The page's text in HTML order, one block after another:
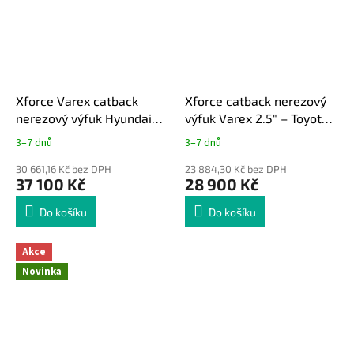
Xforce Varex catback
nerezový výfuk Hyundai
i30N hatchback 2018-2021
3–7 dnů
30 661,16 Kč bez DPH
37 100 Kč
Do košíku
Xforce catback nerezový
výfuk Varex 2.5" – Toyota
GT86 / BRZ
3–7 dnů
23 884,30 Kč bez DPH
28 900 Kč
Do košíku
Akce
Novinka